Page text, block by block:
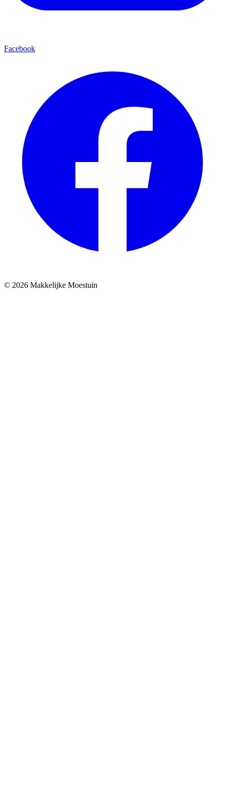
Facebook
© 2026 Makkelijke Moestuin